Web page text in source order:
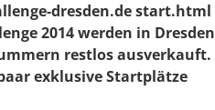
dresden.de start.html
2014 werden in Dresden
restlos ausverkauft.
exklusive Startplätze